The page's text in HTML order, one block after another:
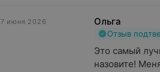
7 июня 2026 Ольга
Отзыв
Это самый
назовите!